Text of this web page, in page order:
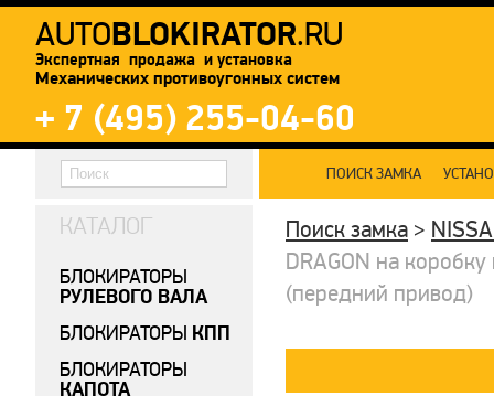
AUTOBLOKIRATOR.RU
Экспертная продажа и установка
Механических противоугонных систем
+ 7 (495) 255-04-60
ПОИСК ЗАМКА
Поиск замка >
DRAGON на
(передний привод)
КАТАЛОГ
БЛОКИРАТОРЫ
РУЛЕВОГО ВАЛА
БЛОКИРАТОРЫ КПП
БЛОКИРАТОРЫ
КАПОТА